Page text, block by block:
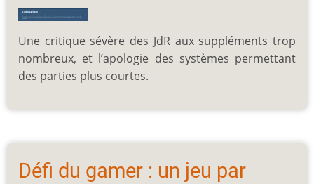
Une critique sévère des JdR aux suppléments trop
nombreux, et l’apologie des systèmes permettant
des parties plus courtes.
Défi du gamer : un jeu par